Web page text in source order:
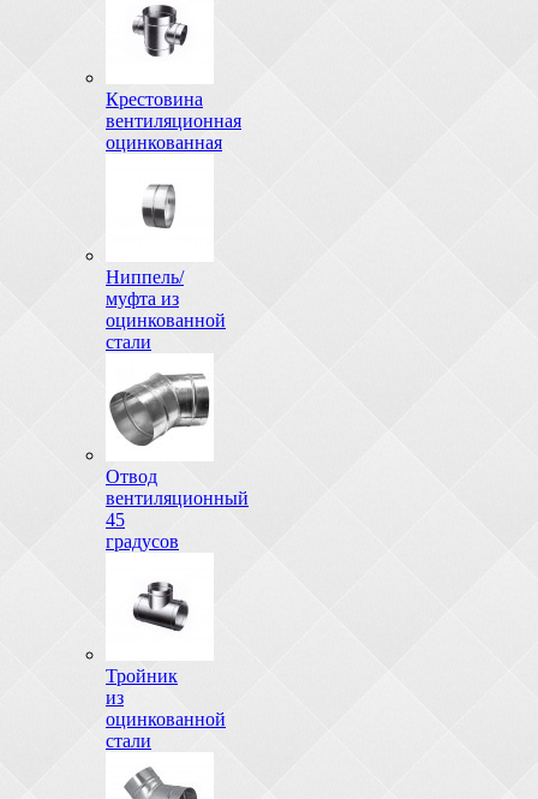
Крестовина
вентиляционная
оцинкованная
Ниппель/
муфта из
оцинкованной
стали
Отвод
вентиляционный
45
градусов
Тройник
из
оцинкованной
стали